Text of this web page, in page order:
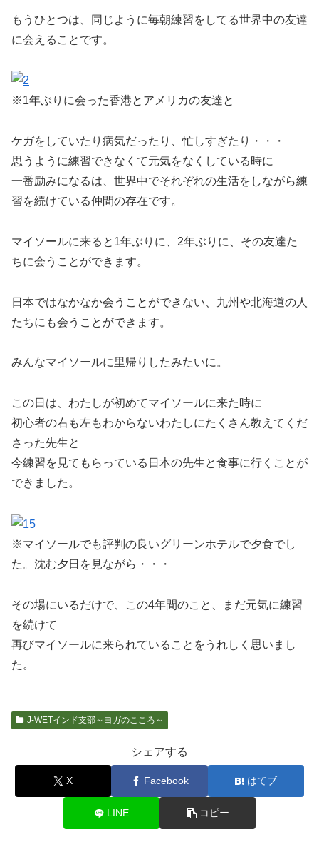
もうひとつは、同じように毎朝練習をしてる世界中の友達
に会えることです。
※1年ぶりに会った香港とアメリカの友達と
ケガをしていたり病気だったり、忙しすぎたり・・・
思うように練習できなくて元気をなくしている時に
一番励みになるは、世界中でそれぞれの生活をしながら練
習を続けている仲間の存在です。
マイソールに来ると1年ぶりに、2年ぶりに、その友達た
ちに会うことができます。
日本ではなかなか会うことができない、九州や北海道の人
たちにも会うことができます。
みんなマイソールに里帰りしたみたいに。
この日は、わたしが初めてマイソールに来た時に
初心者の右も左もわからないわたしにたくさん教えてくだ
さった先生と
今練習を見てもらっている日本の先生と食事に行くことが
できました。
※マイソールでも評判の良いグリーンホテルで夕食でし
た。沈む夕日を見ながら・・・
その場にいるだけで、この4年間のこと、まだ元気に練習
を続けて
再びマイソールに来られていることをうれしく思いまし
た。
J-WETインド支部～ヨガのこころ～
シェアする
X Facebook はてブ
LINE コピー